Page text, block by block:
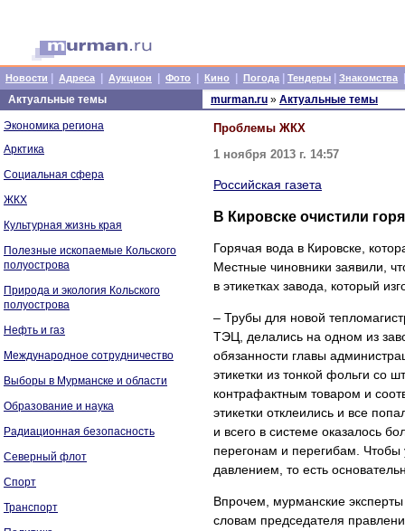
Новости Адреса Аукцион Фото Кино Погода Тендеры Знакомства
Актуальные темы
Экономика региона
Арктика
Социальная сфера
ЖКХ
Культурная жизнь края
Полезные ископаемые Кольского
полуострова
Природа и экология Кольского
полуострова
Нефть и газ
Международное сотрудничество
Выборы в Мурманске и области
Образование и наука
Радиационная безопасность
Северный флот
Спорт
Транспорт
murman.ru » Актуальные темы
Проблемы ЖКХ
1 ноября 2013 г. 14:57
Российская газета
В Кировске очистили
Горячая вода в Кировске,
Местные чиновники заявили,
в этикетках завода, который
– Трубы для новой
ТЭЦ, делались на одном из
обязанности главы
этикетки из тонкой фольги со
контрафактным товаром и
этикетки отклеились и все
и всего в системе оказалось
перегонам и перегибам. Чтобы
давлением, то есть
Впрочем, мурманские
словам председателя